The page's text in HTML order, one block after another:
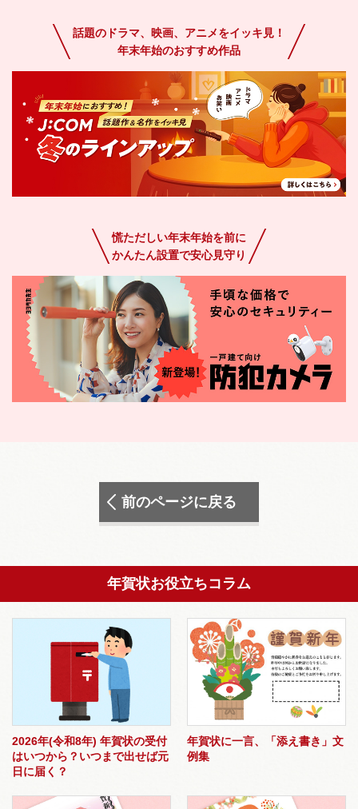
話題のドラマ、映画、アニメをイッキ見！
年末年始のおすすめ作品
慌ただしい年末年始を前に
かんたん設置で安心見守り
前のページに戻る
年賀状お役立ちコラム
2026年(令和8年) 年賀状の受付
はいつから？いつまで出せば元
日に届く？
年賀状に一言、「添え書き」文
例集